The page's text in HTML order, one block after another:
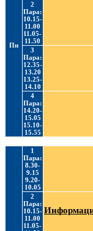
Пн
2
Пара:
10.15-
11.00
11.05-
11.50
3
Пара:
12.35-
13.20
13.25-
14.10
4
Пара:
14.20-
15.05
15.10-
15.55
1
Пара:
8.30-
9.15
9.20-
10.05
2
Пара:
10.15-
11.00
11.05-